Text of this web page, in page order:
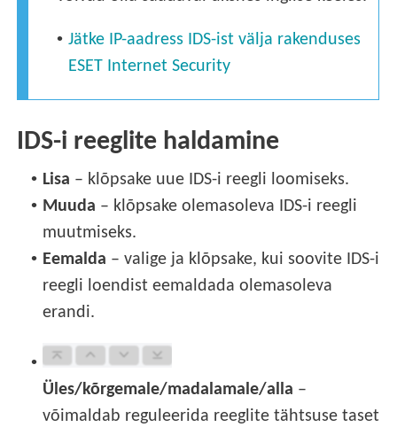
• Jätke IP-aadress IDS-ist välja rakenduses
ESET Internet Security
IDS-i reeglite haldamine
• Lisa – klõpsake uue IDS-i reegli loomiseks.
• Muuda – klõpsake olemasoleva IDS-i reegli
muutmiseks.
• Eemalda – valige ja klõpsake, kui soovite IDS-i
reegli loendist eemaldada olemasoleva
erandi.
•
Üles/kõrgemale/madalamale/alla –
võimaldab reguleerida reeglite tähtsuse taset